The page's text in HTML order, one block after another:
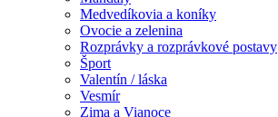
Medvedíkovia a koníky
Ovocie a zelenina
Rozprávky a rozprávkové postavy
Šport
Valentín / láska
Vesmír
Zima a Vianoce